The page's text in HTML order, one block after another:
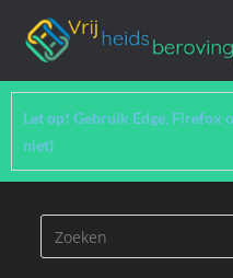
Let op! Gebruik Edge,
niet)